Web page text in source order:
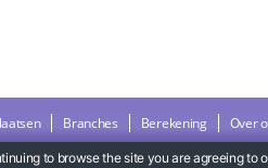
Branches Berekening Over
to browse the site you are agreeing to